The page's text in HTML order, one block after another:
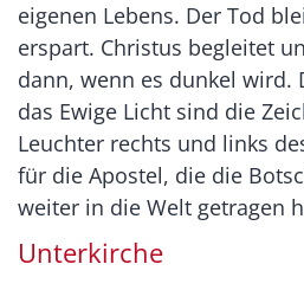
eigenen Lebens. Der Tod
erspart. Christus begleitet
dann, wenn es dunkel wird.
das Ewige Licht sind die
Leuchter rechts und links
für die Apostel, die die
weiter in die Welt getragen
Unterkirche